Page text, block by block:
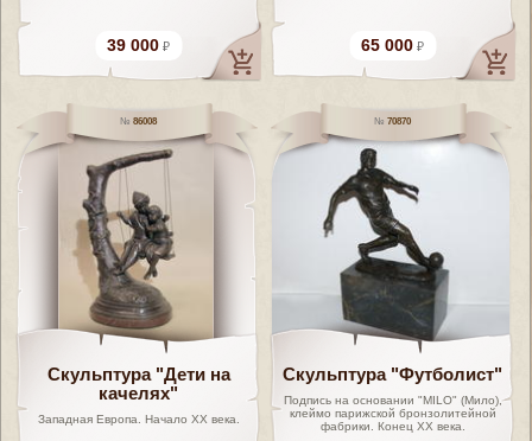
39 000 65 000
86008
Скульптура "Дети на
качелях"
Западная Европа. Начало XX века.
70870
Скульптура "Футболист"
Подпись на основании "MILO" (Мило),
клеймо парижской бронзолитейной
фабрики. Конец ХХ века.